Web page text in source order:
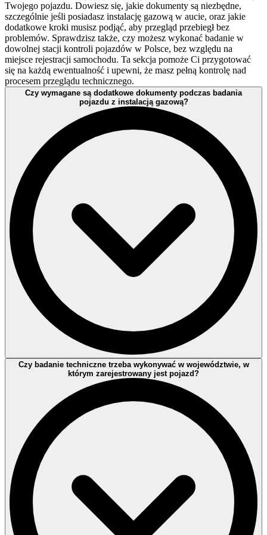
Twojego pojazdu. Dowiesz się, jakie dokumenty są niezbędne,
szczególnie jeśli posiadasz instalację gazową w aucie, oraz jakie
dodatkowe kroki musisz podjąć, aby przegląd przebiegł bez
problemów. Sprawdzisz także, czy możesz wykonać badanie w
dowolnej stacji kontroli pojazdów w Polsce, bez względu na
miejsce rejestracji samochodu. Ta sekcja pomoże Ci przygotować
się na każdą ewentualność i upewni, że masz pełną kontrolę nad
procesem przeglądu technicznego.
Czy wymagane są dodatkowe dokumenty podczas badania
pojazdu z instalacją gazową?
Tak, oprócz dowodu rejestracyjnego do badania technicznego
pojazdu z instalacją gazową należy przedstawić dodatkowo
Protokół lub Decyzję Transportowego Dozoru Technicznego
potwierdzający ważność legalizacji zbiornika.
Czy badanie techniczne trzeba wykonywać w województwie, w
którym zarejestrowany jest pojazd?